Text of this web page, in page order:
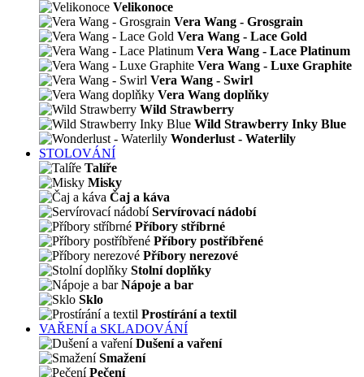
Velikonoce
Vera Wang - Grosgrain
Vera Wang - Lace Gold
Vera Wang - Lace Platinum
Vera Wang - Luxe Graphite
Vera Wang - Swirl
Vera Wang doplňky
Wild Strawberry
Wild Strawberry Inky Blue
Wonderlust - Waterlily
STOLOVÁNÍ
Talíře
Misky
Čaj a káva
Servírovací nádobí
Příbory stříbrné
Příbory postříbřené
Příbory nerezové
Stolní doplňky
Nápoje a bar
Sklo
Prostírání a textil
VAŘENÍ a SKLADOVÁNÍ
Dušení a vaření
Smažení
Pečení